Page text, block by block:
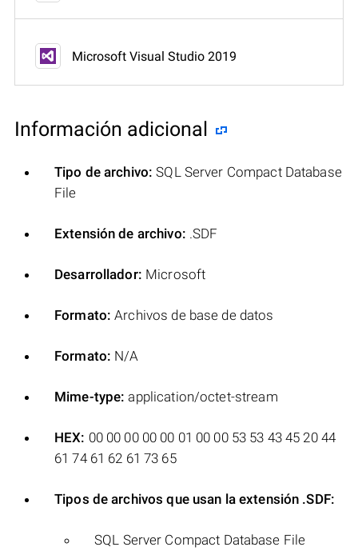
Microsoft Visual Studio 2019
Información adicional
Tipo de archivo: SQL Server Compact Database
File
Extensión de archivo: .SDF
Desarrollador: Microsoft
Formato: Archivos de base de datos
Formato: N/A
Mime-type: application/octet-stream
HEX: 00 00 00 00 00 01 00 00 53 53 43 45 20 44
61 74 61 62 61 73 65
Tipos de archivos que usan la extensión .SDF:
SQL Server Compact Database File